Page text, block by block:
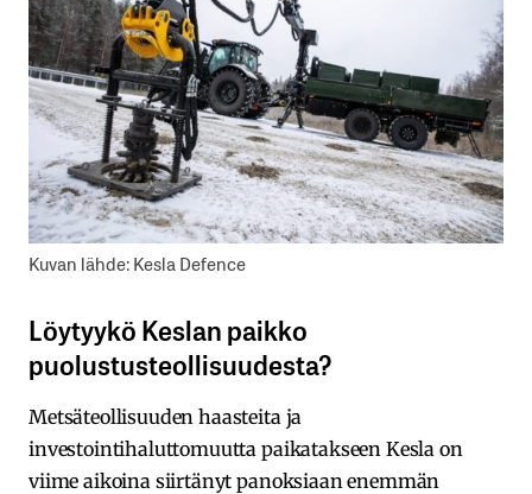
Kuvan lähde: Kesla Defence
Löytyykö Keslan paikko
puolustusteollisuudesta?
Metsäteollisuuden haasteita ja
investointihaluttomuutta paikatakseen Kesla on
viime aikoina siirtänyt panoksiaan enemmän